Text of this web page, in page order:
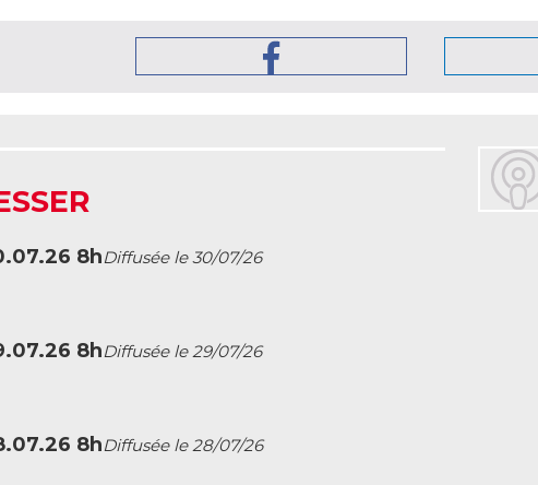
8hDiffusée le 30/07/26
8hDiffusée le 29/07/26
8hDiffusée le 28/07/26